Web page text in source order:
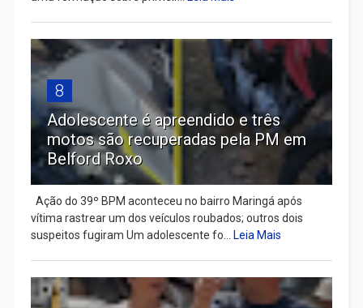
8
Adolescente é apreendido e três
motos são recuperadas pela PM em
Belford Roxo
Ação do 39º BPM aconteceu no bairro Maringá após
vítima rastrear um dos veículos roubados; outros dois
suspeitos fugiram Um adolescente fo... Leia Mais